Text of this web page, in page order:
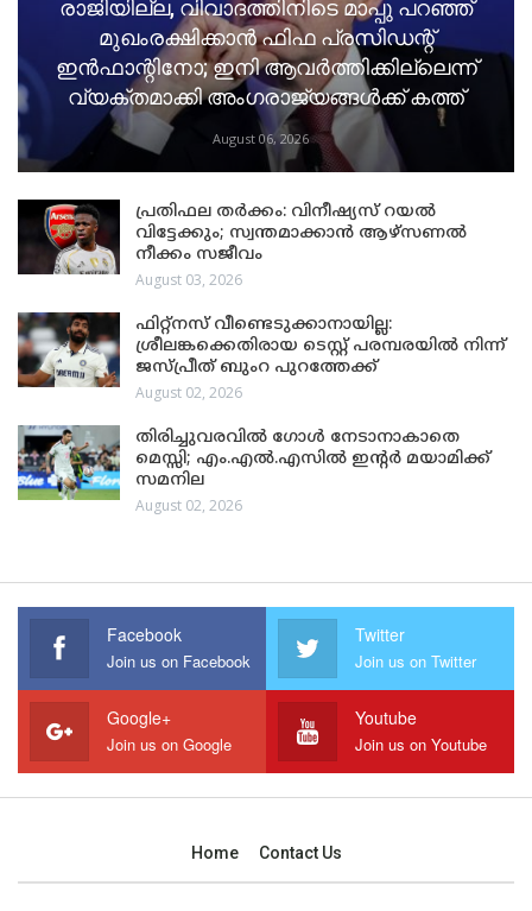
രാജിയില്ല, വിവാദത്തിനിടെ മാപ്പു പറഞ്ഞ്
മുഖംരക്ഷിക്കാൻ ഫിഫ പ്രസിഡന്റ്
ഇൻഫാന്റിനോ; ഇനി ആവർത്തിക്കില്ലെന്ന്
വ്യക്തമാക്കി അംഗരാജ്യങ്ങൾക്ക് കത്ത്
August 06, 2026
പ്രതിഫല തർക്കം: വിനീഷ്യസ് റയൽ
വിട്ടേക്കും; സ്വന്തമാക്കാൻ ആഴ്സണൽ
നീക്കം സജീവം
August 03, 2026
ഫിറ്റ്നസ് വീണ്ടെടുക്കാനായില്ല:
ശ്രീലങ്കക്കെതിരായ ടെസ്റ്റ് പരമ്പരയിൽ നിന്ന്
ജസ്പ്രീത് ബുംറ പുറത്തേക്ക്
August 02, 2026
തിരിച്ചുവരവിൽ ഗോൾ നേടാനാകാതെ
മെസ്സി; എം.എൽ.എസിൽ ഇന്റർ മയാമിക്ക്
സമനില
August 02, 2026
Facebook
Join us on Facebook
Twitter
Join us on Twitter
Google+
Join us on Google
Youtube
Join us on Youtube
Home Contact Us